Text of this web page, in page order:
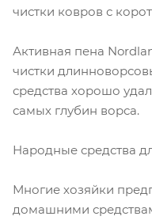
чистки ковров с
Активная пена
чистки
средства хорошо
самых глубин ворса.
Народные средства
Многие хозяйки
домашними